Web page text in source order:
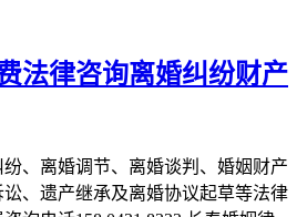
法律咨询离婚纠纷财产
、离婚调节、离婚谈判、婚姻财产
、遗产继承及离婚协议起草等法律